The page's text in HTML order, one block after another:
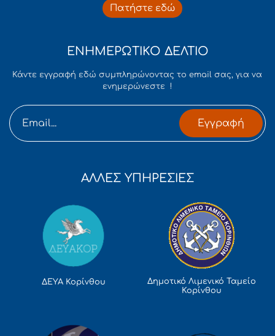
Πατήστε εδώ
ΕΝΗΜΕΡΩΤΙΚΟ ΔΕΛΤΙΟ
Κάντε εγγραφή εδώ συμπληρώνοντας το email σας, για να
ενημερώνεστε !
Εγγραφή
ΑΛΛΕΣ ΥΠΗΡΕΣΙΕΣ
ΔΕΥΑ Κορίνθου
Δημοτικό Λιμενικό Ταμείο
Κορίνθου